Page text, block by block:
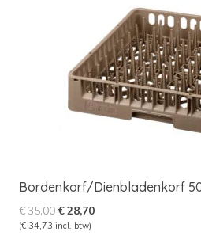
Bordenkorf/Dienbladenkorf
€35,00Oorspronkelijke
prijs
€28,70Huidige
(€ 34,73 incl. btw)